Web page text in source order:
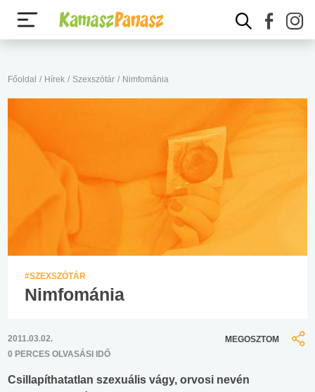
Főoldal / Hírek / Szexszótár / Nimfománia
#SZEXSZÓTÁR
Nimfománia
2011.03.02.
0 PERCES OLVASÁSI IDŐ
MEGOSZTOM
Csillapíthatatlan szexuális vágy, orvosi nevén